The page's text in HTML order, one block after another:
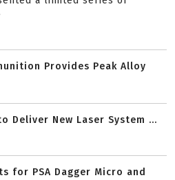
Provides Peak Alloy
Deliver New Laser System ...
for PSA Dagger Micro and